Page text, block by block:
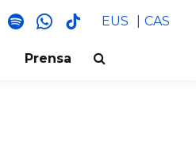
spotifywhatsapp
tik
EUS CAS
Prensa